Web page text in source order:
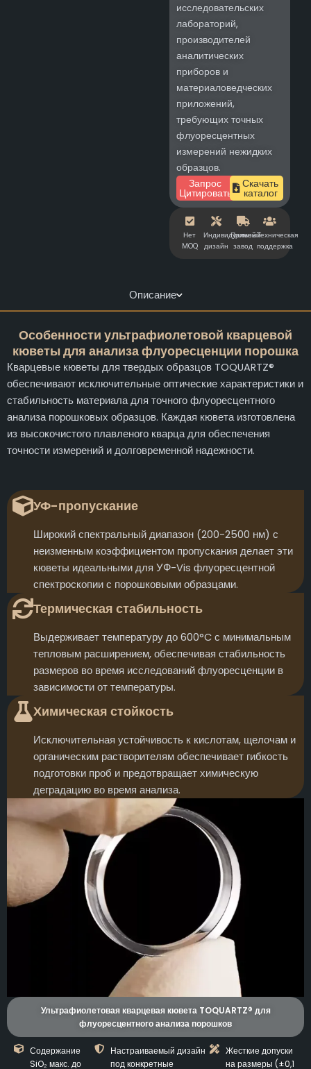
исследовательских
лабораторий,
производителей
аналитических
приборов и
материаловедческих
приложений,
требующих точных
флуоресцентных
измерений нежидких
образцов.
Запрос
Цитировать
Скачать
каталог
Нет
MOQ
Индивидуальный
дизайн
Прямой
завод
Техническая
поддержка
Описание
Особенности ультрафиолетовой кварцевой
кюветы для анализа флуоресценции порошка
Кварцевые кюветы для твердых образцов TOQUARTZ®
обеспечивают исключительные оптические характеристики и
стабильность материала для точного флуоресцентного
анализа порошковых образцов. Каждая кювета изготовлена
из высокочистого плавленого кварца для обеспечения
точности измерений и долговременной надежности.
УФ-пропускание
Широкий спектральный диапазон (200-2500 нм) с
неизменным коэффициентом пропускания делает эти
кюветы идеальными для УФ-Vis флуоресцентной
спектроскопии с порошковыми образцами.
Термическая стабильность
Выдерживает температуру до 600°C с минимальным
тепловым расширением, обеспечивая стабильность
размеров во время исследований флуоресценции в
зависимости от температуры.
Химическая стойкость
Исключительная устойчивость к кислотам, щелочам и
органическим растворителям обеспечивает гибкость
подготовки проб и предотвращает химическую
деградацию во время анализа.
Ультрафиолетовая кварцевая кювета TOQUARTZ® для
флуоресцентного анализа порошков
Содержание
SiO₂ макс. до
Настраиваемый дизайн
под конкретные
Жесткие допуски
на размеры (±0,1